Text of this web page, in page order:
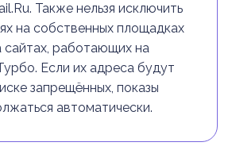
Также нельзя исключить
на собственных площадках
сайтах, работающих на
Если их адреса будут
запрещённых, показы
автоматически.